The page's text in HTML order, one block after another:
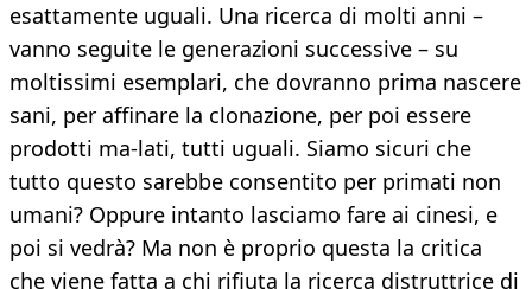
esattamente uguali. Una ricerca di molti anni –
vanno seguite le generazioni successive – su
moltissimi esemplari, che dovranno prima nascere
sani, per affinare la clonazione, per poi essere
prodotti ma-lati, tutti uguali. Siamo sicuri che
tutto questo sarebbe consentito per primati non
umani? Oppure intanto lasciamo fare ai cinesi, e
poi si vedrà? Ma non è proprio questa la critica
che viene fatta a chi rifiuta la ricerca distruttrice di